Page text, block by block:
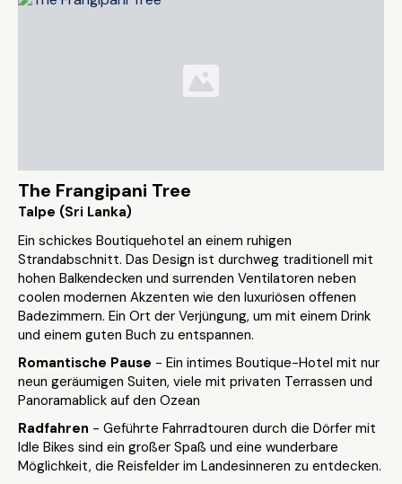
The Frangipani Tree
Talpe (Sri Lanka)
Ein schickes Boutiquehotel an einem ruhigen
Strandabschnitt. Das Design ist durchweg traditionell mit
hohen Balkendecken und surrenden Ventilatoren neben
coolen modernen Akzenten wie den luxuriösen offenen
Badezimmern. Ein Ort der Verjüngung, um mit einem Drink
und einem guten Buch zu entspannen.
Romantische Pause - Ein intimes Boutique-Hotel mit nur
neun geräumigen Suiten, viele mit privaten Terrassen und
Panoramablick auf den Ozean
Radfahren - Geführte Fahrradtouren durch die Dörfer mit
Idle Bikes sind ein großer Spaß und eine wunderbare
Möglichkeit, die Reisfelder im Landesinneren zu entdecken.